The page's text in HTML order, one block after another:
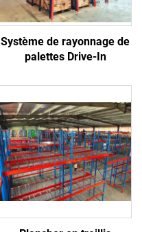
Système de rayonnage de
palettes Drive-In